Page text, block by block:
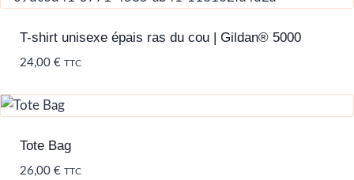
T-shirt unisexe épais ras du cou | Gildan® 5000
24,00 € TTC
Tote Bag
26,00 € TTC